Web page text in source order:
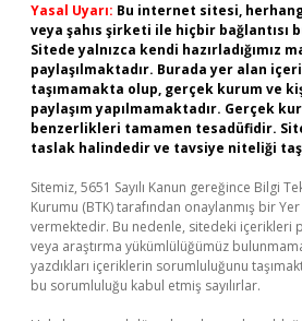
Yasal Uyarı: Bu internet sitesi,
veya şahıs şirketi ile hiçbir bağlantısı
Sitede yalnızca kendi hazırladığımız
paylaşılmaktadır. Burada yer alan
taşımamakta olup, gerçek kurum ve
paylaşım yapılmamaktadır. Gerçek
benzerlikleri tamamen tesadüfidir.
taslak halindedir ve tavsiye niteliği
Sitemiz, 5651 Sayılı Kanun gereğince Bilgi
Kurumu (BTK) tarafından onaylanmış bir
vermektedir. Bu nedenle, sitedeki içerikleri
veya araştırma yükümlülüğümüz
yazdıkları içeriklerin sorumluluğunu
bu sorumluluğu kabul etmiş sayılırlar.